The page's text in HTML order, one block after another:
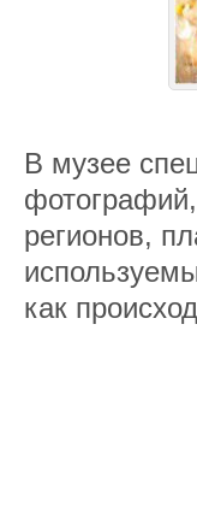
В музее
регионов,
как